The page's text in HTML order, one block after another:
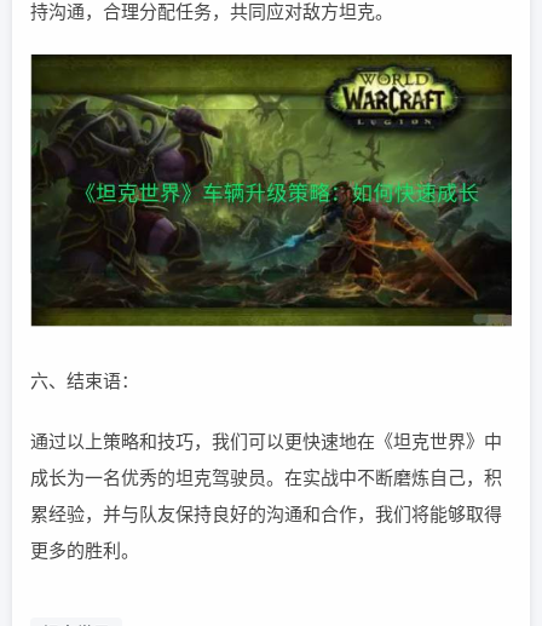
持沟通，合理分配任务，共同应对敌方坦克。
六、结束语：
通过以上策略和技巧，我们可以更快速地在《坦克世界》中
成长为一名优秀的坦克驾驶员。在实战中不断磨炼自己，积
累经验，并与队友保持良好的沟通和合作，我们将能够取得
更多的胜利。